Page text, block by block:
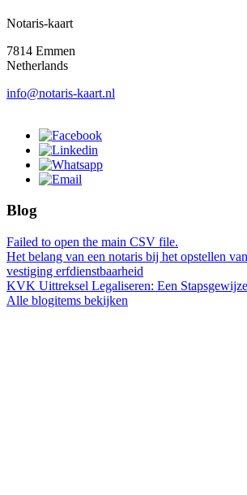
Notaris-kaart
7814 Emmen
Netherlands
info@notaris-kaart.nl
Blog
Failed to open the main CSV file.
Het belang van een notaris bij het opstellen
vestiging erfdienstbaarheid
KVK Uittreksel Legaliseren: Een
Alle blogitems bekijken